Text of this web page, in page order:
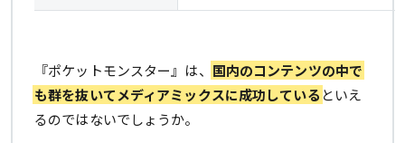
『ポケットモンスター』は、 国内のコンテンツの中で
も群を抜いてメディアミックスに成功している といえ
るのではないでしょうか。